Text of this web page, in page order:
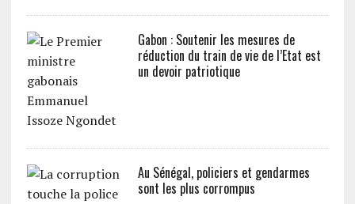
Gabon : Soutenir les mesures de
réduction du train de vie de l’Etat est
un devoir patriotique
Au Sénégal, policiers et gendarmes
sont les plus corrompus